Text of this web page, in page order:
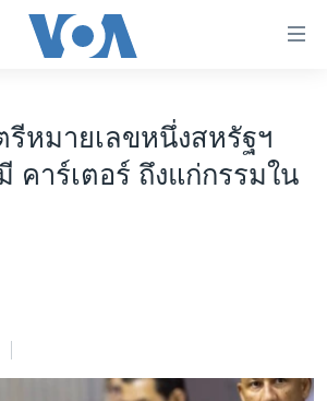
หมายเลขหนึ่งสหรัฐฯ
คาร์เตอร์ ถึงแก่กรรมใน